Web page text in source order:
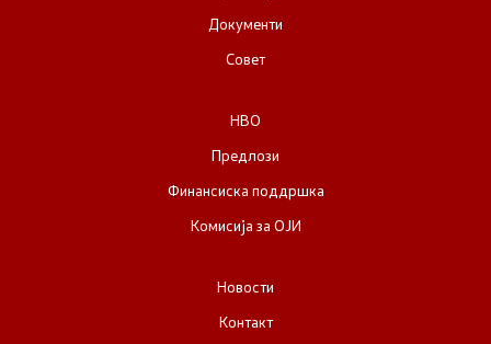
Документи
Совет
НВО
Предлози
Финансиска поддршка
Комисија за ОЈИ
Новости
Контакт